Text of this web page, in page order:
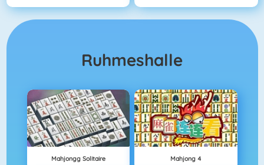
Ruhmeshalle
Mahjongg Solitaire Mahjong 4